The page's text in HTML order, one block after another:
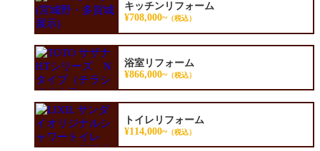
キッチンリフォーム
¥708,000~（税込）
浴室リフォーム
¥866,000~（税込）
トイレリフォーム
¥114,000~（税込）